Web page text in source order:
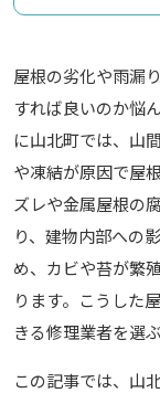
屋根の劣化や雨漏
すれば良いのか悩
に山北町では、山
や凍結が原因で屋
ズレや金属屋根の
り、建物内部への
め、カビや苔が繁
ります。こうした
きる修理業者を選
この記事では、山